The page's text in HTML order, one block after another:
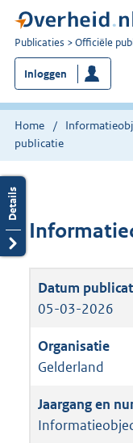
U
bent
nu
hier:
Publicaties Officiële
Inloggen
Home
publicatie
05-03-2026
Gelderland